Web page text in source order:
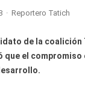
Author
Reportero Tatich
de la
que el